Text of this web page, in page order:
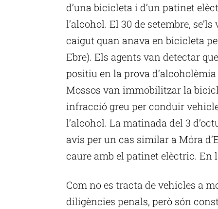
d’una bicicleta i d’un patinet
l’alcohol. El 30 de setembre,
caigut quan anava en bicicleta
Ebre). Els agents van detectar
positiu en la prova
Mossos van immobilitzar la
infracció greu per conduir
l’alcohol. La matinada del 3
avís per un cas similar a Móra
caure amb el patinet elèctric. En
Com no es tracta de vehicles a
diligències penals, però són